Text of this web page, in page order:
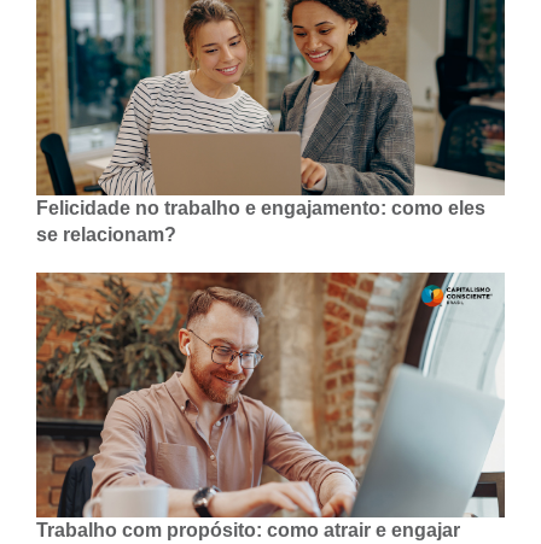
Felicidade no trabalho e engajamento: como eles
se relacionam?
Trabalho com propósito: como atrair e engajar